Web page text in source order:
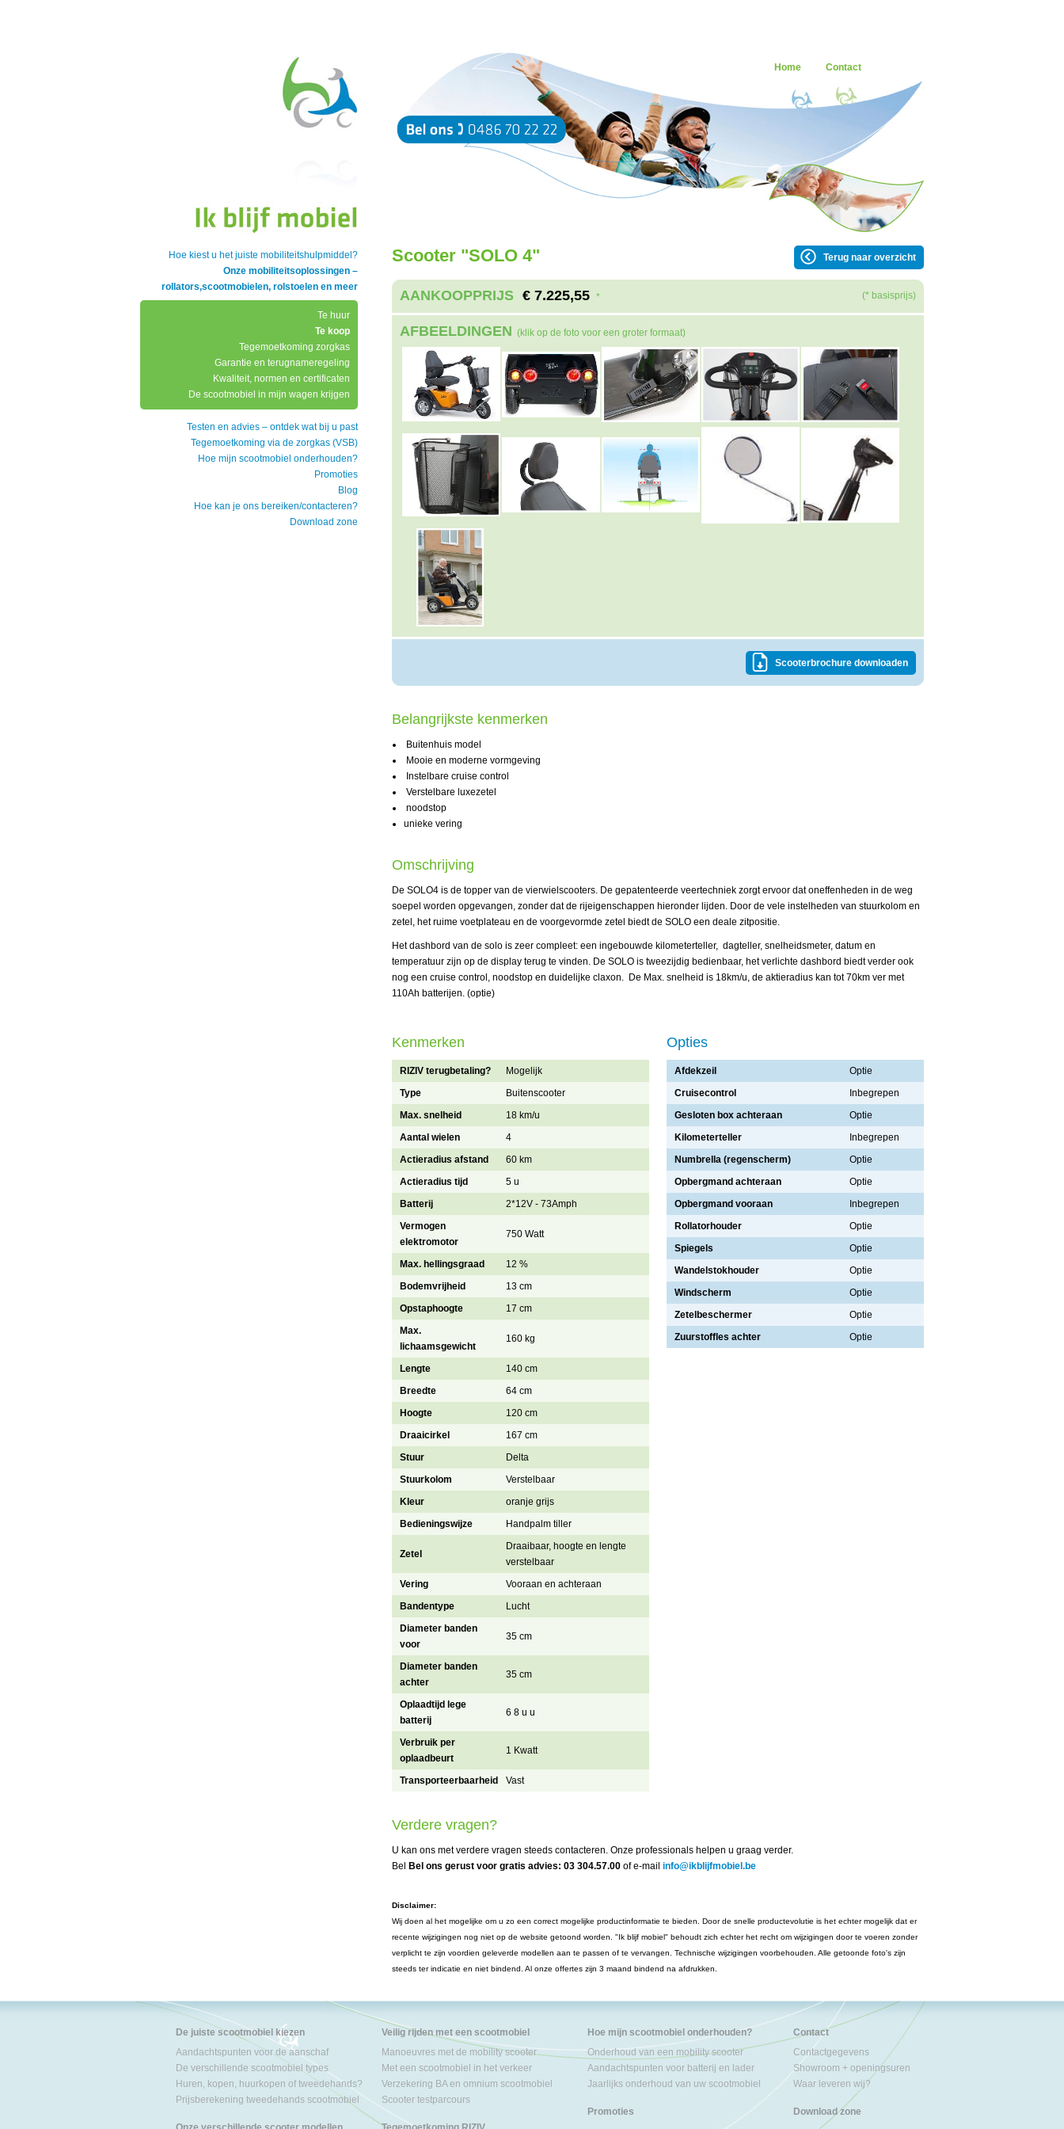
Hoe kiest u het juiste mobiliteitshulpmiddel?
Onze mobiliteitsoplossingen –
rollators,scootmobielen, rolstoelen en meer
Te huur
Te koop
Tegemoetkoming zorgkas
Garantie en terugnameregeling
Kwaliteit, normen en certificaten
De scootmobiel in mijn wagen krijgen
Testen en advies – ontdek wat bij u past
Tegemoetkoming via de zorgkas (VSB)
Hoe mijn scootmobiel onderhouden?
Promoties
Blog
Hoe kan je ons bereiken/contacteren?
Download zone
Home Contact
Scooter "SOLO 4" Terug naar overzicht
AANKOOPPRIJS € 7.225,55 * (* basisprijs)
AFBEELDINGEN (klik op de foto voor een groter formaat)
Scooterbrochure downloaden
Belangrijkste kenmerken
Buitenhuis model
Mooie en moderne vormgeving
Instelbare cruise control
Verstelbare luxezetel
noodstop
unieke vering
Omschrijving
De SOLO4 is de topper van de vierwielscooters. De gepatenteerde veertechniek zorgt ervoor dat oneffenheden in de weg
soepel worden opgevangen, zonder dat de rijeigenschappen hieronder lijden. Door de vele instelheden van stuurkolom en
zetel, het ruime voetplateau en de voorgevormde zetel biedt de SOLO een deale zitpositie.
Het dashbord van de solo is zeer compleet: een ingebouwde kilometerteller, dagteller, snelheidsmeter, datum en
temperatuur zijn op de display terug te vinden. De SOLO is tweezijdig bedienbaar, het verlichte dashbord biedt verder ook
nog een cruise control, noodstop en duidelijke claxon. De Max. snelheid is 18km/u, de aktieradius kan tot 70km ver met
110Ah batterijen. (optie)
Kenmerken
RIZIV terugbetaling?
Mogelijk
Type
Buitenscooter
Max. snelheid
18 km/u
Aantal wielen
4
Actieradius afstand
60 km
Actieradius tijd
5 u
Batterij
2*12V - 73Amph
Vermogen
elektromotor
750 Watt
Max. hellingsgraad
12 %
Bodemvrijheid
13 cm
Opstaphoogte
17 cm
Max.
lichaamsgewicht
160 kg
Lengte
140 cm
Breedte
64 cm
Hoogte
120 cm
Draaicirkel
167 cm
Stuur
Delta
Stuurkolom
Verstelbaar
Kleur
oranje grijs
Bedieningswijze
Handpalm tiller
Zetel
Draaibaar, hoogte en lengte
verstelbaar
Vering
Vooraan en achteraan
Bandentype
Lucht
Diameter banden
voor
35 cm
Diameter banden
achter
35 cm
Oplaadtijd lege
batterij
6 8 u u
Verbruik per
oplaadbeurt
1 Kwatt
Transporteerbaarheid Vast
Opties
Afdekzeil
Optie
Cruisecontrol
Inbegrepen
Gesloten box achteraan
Optie
Kilometerteller
Inbegrepen
Numbrella (regenscherm)
Optie
Opbergmand achteraan
Optie
Opbergmand vooraan
Inbegrepen
Rollatorhouder
Optie
Spiegels
Optie
Wandelstokhouder
Optie
Windscherm
Optie
Zetelbeschermer
Optie
Zuurstoffles achter
Optie
Verdere vragen?
U kan ons met verdere vragen steeds contacteren. Onze professionals helpen u graag verder.
Bel
Bel ons gerust voor gratis advies: 03 304.57.00 of e-mail info@ikblijfmobiel.be
Disclaimer:
Wij doen al het mogelijke om u zo een correct mogelijke productinformatie te bieden. Door de snelle productevolutie is het echter mogelijk dat er
recente wijzigingen nog niet op de website getoond worden. "Ik blijf mobiel" behoudt zich echter het recht om wijzigingen door te voeren zonder
verplicht te zijn voordien geleverde modellen aan te passen of te vervangen. Technische wijzigingen voorbehouden. Alle getoonde foto's zijn
steeds ter indicatie en niet bindend. Al onze offertes zijn 3 maand bindend na afdrukken.
De juiste scootmobiel kiezen
Aandachtspunten voor de aanschaf
De verschillende scootmobiel types
Huren, kopen, huurkopen of tweedehands?
Prijsberekening tweedehands scootmobiel
Veilig rijden met een scootmobiel
Manoeuvres met de mobility scooter
Met een scootmobiel in het verkeer
Verzekering BA en omnium scootmobiel
Scooter testparcours
Hoe mijn scootmobiel onderhouden?
Onderhoud van een mobility scooter
Aandachtspunten voor batterij en lader
Jaarlijks onderhoud van uw scootmobiel
Promoties
Contact
Contactgegevens
Showroom + openingsuren
Waar leveren wij?
Download zone